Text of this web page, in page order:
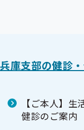
兵庫支部の健診
【ご本人】
健診のご案内